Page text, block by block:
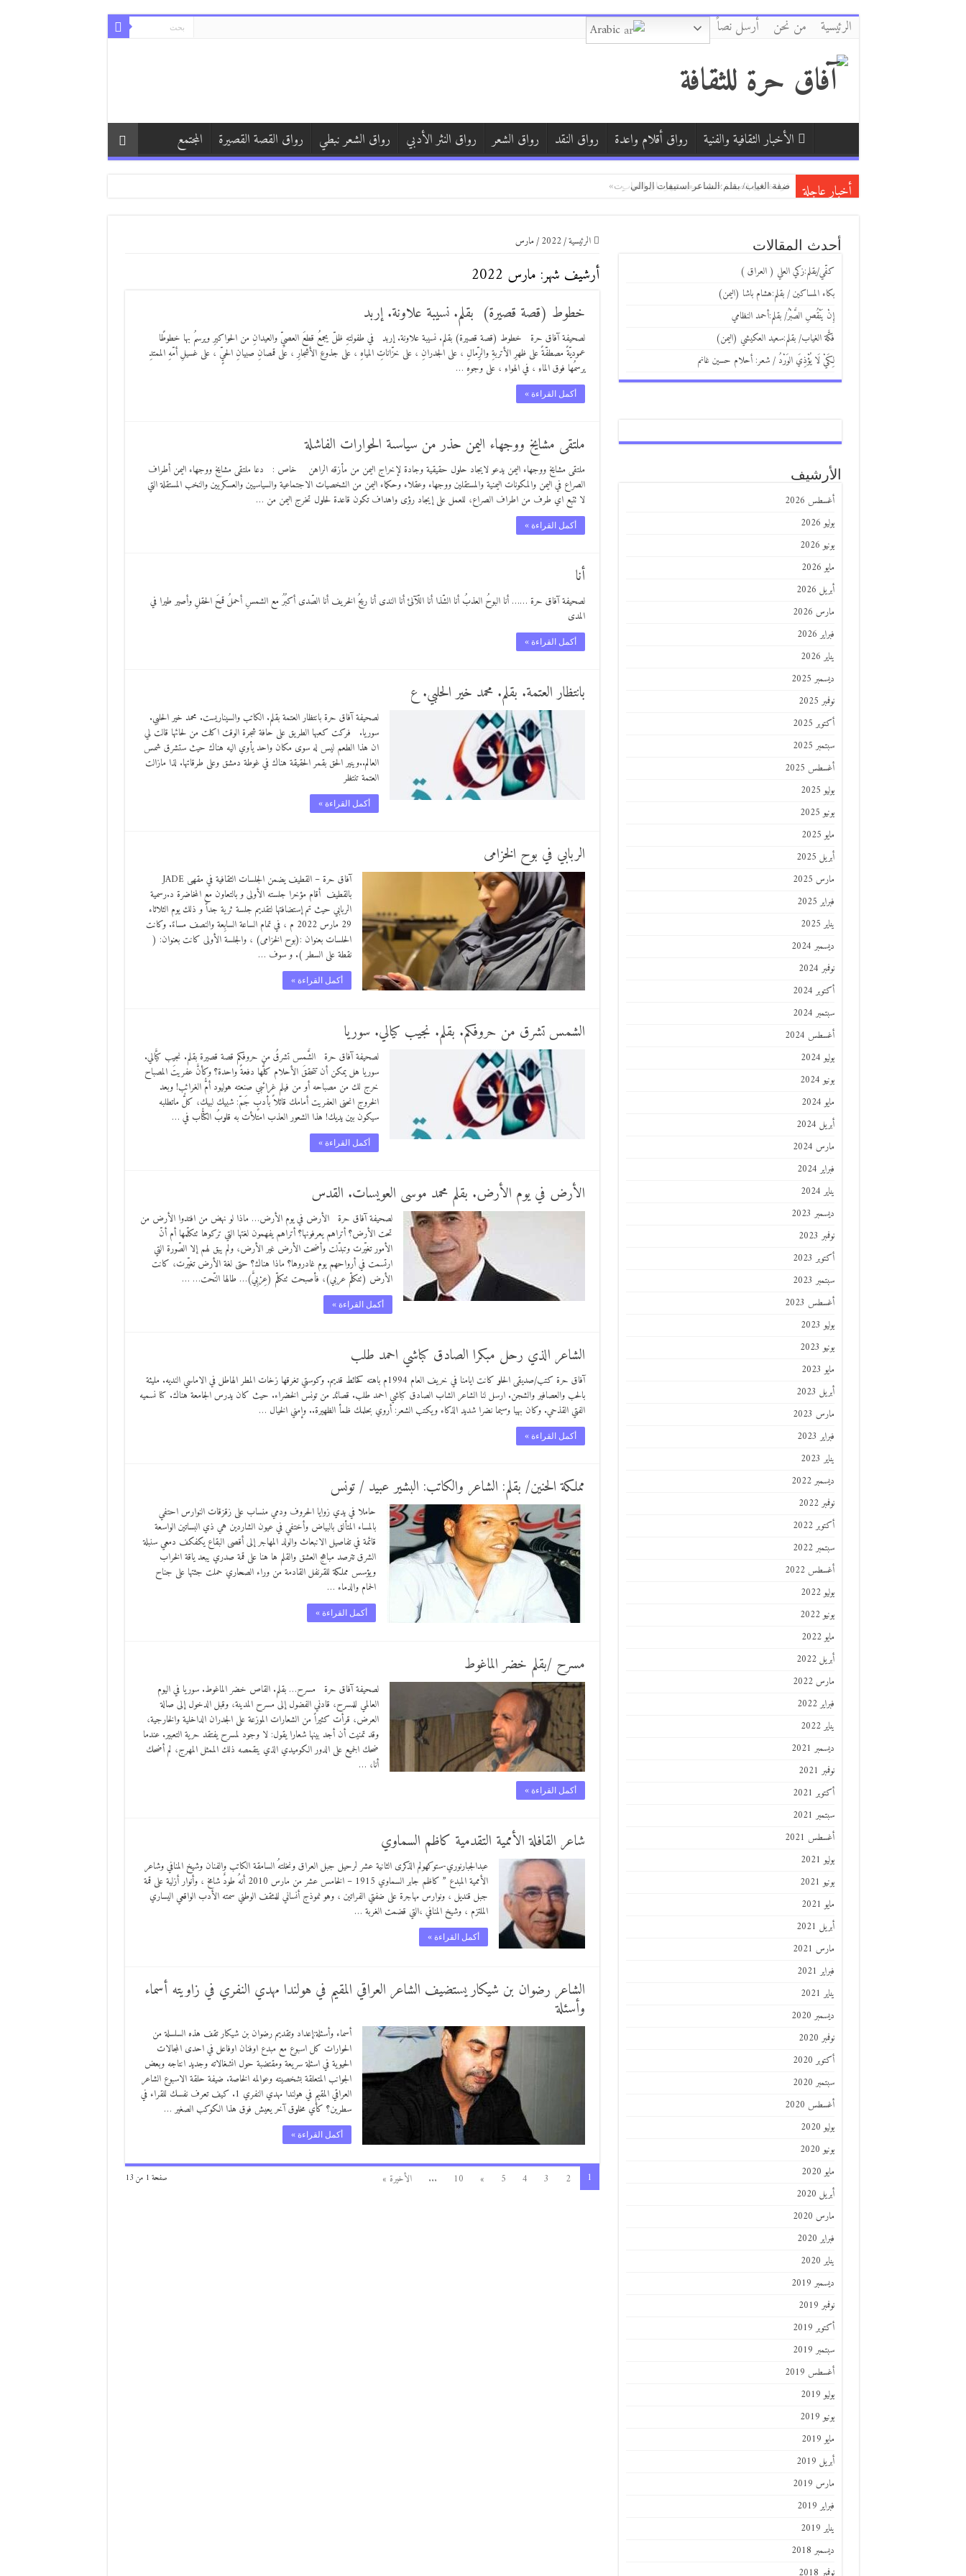
الرئيسية من نحن أرسل نصاً Arabic
الأخبار الثقافية والفنية رواق أقلام واعدة رواق النقد رواق الشعر رواق النثر الأدبي رواق الشعر نبطي رواق القصة القصيرة المجتمع
أخبار عاجلة كفّي/بقلم:زكي العلي ( العراق )
ضفة الغياب/ بقلم:الشاعر استيفات الوالي
الكتاب الذي انتظرته ثلاثين عامًا… «لقد اخترت»
الرئيسية/
2022
/مارس
أرشيف شهر: مارس 2022
خطوط (قصة قصيرة) بقلم. نسيبة علاونة. إربد
لصحيفة آفاق حرة خطوط (قصة قصيرة) بقلم. نسيبة علاونة. إربد في طفولتهِ ظلّ يجمعُ قطعَ العصيِّ والعيدانِ من الحواكيرِ ويرسمُ بها خطوطًا
عموديّةً مصطفّةً على ظهرِ الأتربةِ والرِّمالِ ، على الجدرانِ ، على خزّاناتِ المياهِ ، على جذوعِ الأشجارِ ، على قمصانِ صبيانِ الحيٍّ ، على غسيلِ أمّهِ الممتدِ
يرسمُها فوق الماءِ ، في الهواءِ ، على وجوهِ …
أكمل القراءة »
ملتقى مشايخ ووجهاء اليمن حذر من سياسىة الحوارات الفاشلة
ملتقى مشايخ ووجهاء اليمن يدعو لايجاد حلول حقيقية وجادة لإخراج اليمن من مأزقه الراهن خاص : دعا ملتقى مشايخ ووجهاء اليمن أطراف
الصراع في اليمن والمكونات اليمنية والمستقلين ووجهاء وعقلاء وحكماء اليمن من الشخصيات الاجتماعية والسياسيين والعسكريين والنخب المستقلة التي
لا تتبع اي طرف من اطراف الصراع، للعمل على إيجاد رؤى واهداف تكون قاعدة لحلول تخرج اليمن من …
أكمل القراءة »
أنا
لصحيفة آفاق حرة …… أنا البوحُ العذبُ أنا الشّذا أنا اللّآلئ أنا الندى أنا ريحُ الخريف أنا الصّدى أكبُرُ مع الشمسِ أحملُ قمحَ الحقلِ وأصير طيرا في
المدى
أكمل القراءة »
بانتظار العتمة. بقلم. محمد خير الحلبي. ع
لصحيفة آفاق حرة بانتظار العتمة بقلم. الكاتب والسيناريست. محمد خير الحلبي.
سوريا. فركت كعبها الطريق على حافة شجرة الوقت اكلت من لحائها قالت لي
ان هذا الطعم ليس له سوى مكان واحد يأوي اليه هناك حيث ستشرق شمس
العالم..وينير الحق بقمر الحقيقة هناك في غوطة دمشق وعلى طرقاتها. لذا مازالت
العتمة تنتظر
أكمل القراءة »
الربابي في بوح الخزامى
آفاق حرة – القطيف يضمن الجلسات الثقافية في مقهى JADE
بالقطيف أقام مؤخرا جلسته الأولى و بالتعاون مع المخاضرة د.رسمية
الربابي حيث تم إستضافتها لتقديم جلسة ثرية جداً و ذلك يوم الثلاثاء
29 مارس 2022 م ، في تمام الساعة السابِعة والنصف مساءً. وكانت
الحلسات بعنوان :(بوح الخزامى) ، والجلسة الأولى كانت بعنوان: (
نقطة على السطر ). و سوف …
أكمل القراءة »
الشمس تشرق من حروفكم. بقلم. نجيب كيالي. سوريا
لصحيفة آفاق حرة الشَّمس تشرقُ من حروفكم قصة قصيرة بقلم. نجيب كيَّالي.
سوريا هل يمكن أن تتحققَ الأحلام كلُّها دفعةً واحدة؟ وكأنَّ عفريتَ المصباح
خرج لك من مصباحه أو من فيلم غرائبي صنعته هوليود أمُّ الغرائب! وبعد
الخروج انحنى العفريت أمامك قائلاً بأدبٍ جَمّ: شبيك لبيك، كلُّ ماتطلبه
سيكون بين يديك! هذا الشعور العذب امتلأت به قلوبُ الكتُّاب في …
أكمل القراءة »
الأرض في يوم الأرض. بقلم محمد موسى العويسات. القدس
لصحيفة آفاق حرة الأرض في يوم الأرض… ماذا لو نهض من افتدوا الأرض من
تحت الأرض؟ أتراهم يعرفونها؟ أتراهم يفهمون لغتها التي تركوها تتكلّمها أم أنّ
الأمور تغيّرت وتبدّلت وأضحت الأرض غير الأرض، ولم يبق لهم إلا الصّورة التي
ارتسمت في أرواحهم يوم غادروها؟ ماذا هناك؟ حتى لغة الأرض تغيّرت، كانت
الأرض (تتكلّم عربي)، فأصبحت تتكلّم (عِرْبِيَّ)… طالها النّحت… …
أكمل القراءة »
الشاعر الذي رحل مبكرا الصادق كباشي احمد طلب
آفاق حرة كتب/صديقى الحلو كانت ايامنا في خريف العام 1994م باهته كحائط قديم. وكوستي تغرقها زخات المطر الهاطل في الاماسي النديه. مليئة
بالحب والعصافير والشجن. ارسل لنا الشاعر الشاب الصادق كباشي احمد طلب. قصائد من تونس الخضراء. حيث كان يدرس الجامعة هناك. كنا نسميه
الفتي القذحي. وكان بهيا وسيما نضرا شديد الذكاء ويكتب الشعر: أروي بحلمك ظمأ الظهيرة.. وإمني الخيال …
أكمل القراءة »
مملكة الحنين/ بقلم: الشاعر والكاتب: البشير عبيد / تونس
حاملا في يدي زوايا الحروف ودمي منساب على زقزقات النوارس احتفي
بالمساء المتألق بالبياض وأختفي في عيون الشاردين هي ذي البساتين الواسعة
قائمة في تفاصيل الانبعاث والولد المهاجر إلى أقصى البقاع يكفكف دمعي سنبلة
الشرق تترصد مباهج العشق والقلم ها هنا على قمة صدري يبعد ياقة الخراب
ويؤسس مملكة للقرنفل القادمة من وراء الصحاري حملت جثتها على جناح
الحمام والدماء …
أكمل القراءة »
مسرح /بقلم خضر الماغوط
لصحيفة آفاق حرة مسرح… بقلم. القاص خضر الماغوط. سوريا في اليوم
العالمي للمسرح، قادني الفضول إلى مسرح المدينة، وقبل الدخول إلى صالة
العرض، قرأت كثيراً من الشعارات الموزعة على الجدران الداخلية والخارجية،
وقد تمنيت أن أجد بينها شعارا يقول: لا وجود لمسرح يفتقد حرية التعبير. عندما
ضحك الجميع على الدور الكوميدي الذي يتقمصه ذلك الممثل المهرج، لم أضحك
أنا، …
أكمل القراءة »
شاعر القافلة الأممية التقدمية كاظم السماوي
عبدالجبارنوري-ستوكهولم الذكرى الثانية عشر لرحيل جبل العراق ونخلتهُ السامقة الكاتب والفنان وشيخ المنافي وشاعر
الأممية المبدع ” كاظم جابر السماوي 1915 – الخامس عشر من مارس 2010 أنهُ طودٌ شامخ ، وأنوار أزلية على قمة
جبل قنديل ، ونوارس مهاجرة على ضفتي الفراتين ، وهو نموذج أنساني للمثقف الوطني سمته الأدب الواقعي اليساري
الملتزم ، وشيخ المنافي ،التي قضمت الغربة …
أكمل القراءة »
الشاعر رضوان بن شيكار يستضيف الشاعر العراقي المقيم في هولندا مهدي النفري في زاويته أسماء
وأسئلة
أسماء وأسئلة:إعداد وتقديم رضوان بن شيكار تقف هذه السلسلة من
الحوارات كل اسبوع مع مبدع اوفنان اوفاعل في احدى المجالات
الحيوية في اسئلة سريعة ومقتضبة حول انشغالاته وجديد انتاجه وبعض
الجوانب المتعلقة بشخصيته وعوالمه الخاصة. ضيفة حلقة الاسبوع الشاعر
العراقي المقيم في هولندا مهدي النفري 1. كيف تعرف نفسك للقراء في
سطرين؟ كأي مخلوق آخر يعيش فوق هذا الكوكب الصغير …
أكمل القراءة »
صفحة 1 من 13 1
2
3
4
5
»
10
... الأخيرة »
أحدث المقالات
كفّي/بقلم:زكي العلي ( العراق )
بكاء المساكين / بقلم:هشام باشا (اليمن)
إِنْ يَنْقُصِ الصَّبْرُ/ بقلم:أحمد النظامي
فكَّة الغياب/ بقلم:سعيد العكيشي (اليمن)
لِكَيْ لَا يُؤْذِيَ الوَرْدُ / شعر: أحلام حسين غانم
الأرشيف
أغسطس 2026
يوليو 2026
يونيو 2026
مايو 2026
أبريل 2026
مارس 2026
فبراير 2026
يناير 2026
ديسمبر 2025
نوفمبر 2025
أكتوبر 2025
سبتمبر 2025
أغسطس 2025
يوليو 2025
يونيو 2025
مايو 2025
أبريل 2025
مارس 2025
فبراير 2025
يناير 2025
ديسمبر 2024
نوفمبر 2024
أكتوبر 2024
سبتمبر 2024
أغسطس 2024
يوليو 2024
يونيو 2024
مايو 2024
أبريل 2024
مارس 2024
فبراير 2024
يناير 2024
ديسمبر 2023
نوفمبر 2023
أكتوبر 2023
سبتمبر 2023
أغسطس 2023
يوليو 2023
يونيو 2023
مايو 2023
أبريل 2023
مارس 2023
فبراير 2023
يناير 2023
ديسمبر 2022
نوفمبر 2022
أكتوبر 2022
سبتمبر 2022
أغسطس 2022
يوليو 2022
يونيو 2022
مايو 2022
أبريل 2022
مارس 2022
فبراير 2022
يناير 2022
ديسمبر 2021
نوفمبر 2021
أكتوبر 2021
سبتمبر 2021
أغسطس 2021
يوليو 2021
يونيو 2021
مايو 2021
أبريل 2021
مارس 2021
فبراير 2021
يناير 2021
ديسمبر 2020
نوفمبر 2020
أكتوبر 2020
سبتمبر 2020
أغسطس 2020
يوليو 2020
يونيو 2020
مايو 2020
أبريل 2020
مارس 2020
فبراير 2020
يناير 2020
ديسمبر 2019
نوفمبر 2019
أكتوبر 2019
سبتمبر 2019
أغسطس 2019
يوليو 2019
يونيو 2019
مايو 2019
أبريل 2019
مارس 2019
فبراير 2019
يناير 2019
ديسمبر 2018